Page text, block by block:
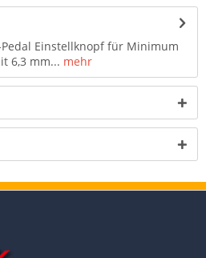
Einstellknopf für Minimum
6,3 mm... mehr